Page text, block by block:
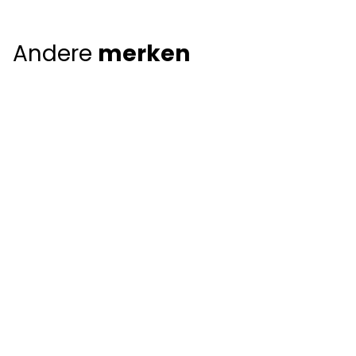
Andere merken